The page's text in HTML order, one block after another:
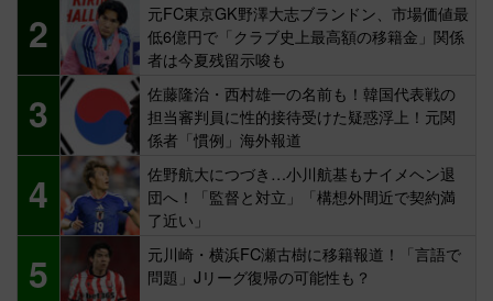
2
元FC東京GK野澤大志ブランドン、市場価値最
低6億円で「クラブ史上最高額の移籍金」関係
者は今夏残留示唆も
3
佐藤隆治・西村雄一の名前も！韓国代表戦の
担当審判員に性的接待受けた疑惑浮上！元関
係者「慣例」海外報道
4
佐野航大につづき…小川航基もナイメヘン退
団へ！「監督と対立」「構想外間近で契約満
了近い」
5
元川崎・横浜FC瀬古樹に移籍報道！「言語で
問題」Jリーグ復帰の可能性も？